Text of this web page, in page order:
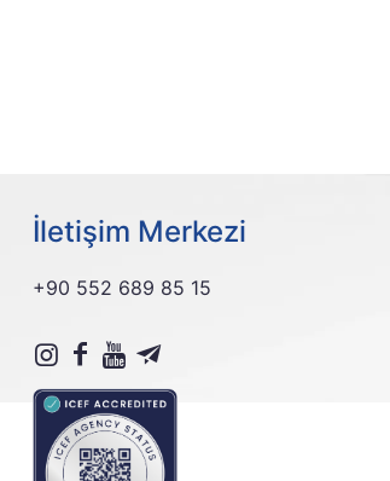
İletişim Merkezi
+90 552 689 85 15